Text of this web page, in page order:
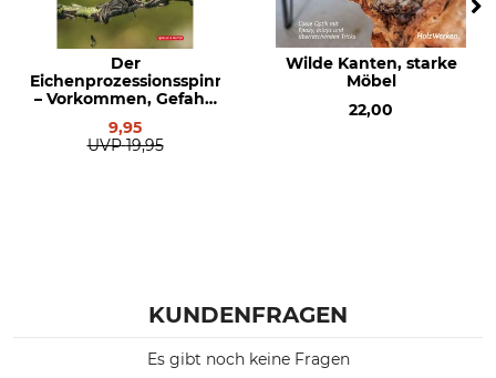
Der
Eichenprozessionsspinner
– Vorkommen, Gefahr,
9,95
UVP 19,95
Wilde Kanten, starke
Möbel
22,00
KUNDENFRAGEN
Es gibt noch keine Fragen